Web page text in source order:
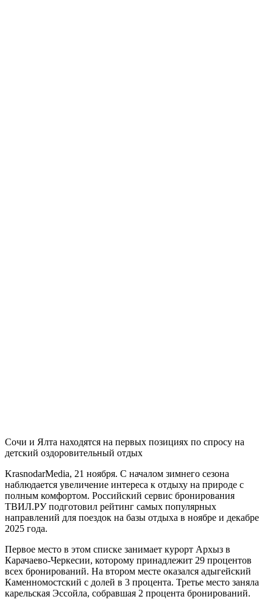
Сочи и Ялта находятся на первых позициях по спросу на
детский оздоровительный отдых
KrasnodarMedia, 21 ноября. С началом зимнего сезона
наблюдается увеличение интереса к отдыху на природе с
полным комфортом. Российский сервис бронирования
ТВИЛ.РУ подготовил рейтинг самых популярных
направлений для поездок на базы отдыха в ноябре и декабре
2025 года.
Первое место в этом списке занимает курорт Архыз в
Карачаево-Черкесии, которому принадлежит 29 процентов
всех бронирований. На втором месте оказался адыгейский
Каменномостский с долей в 3 процента. Третье место заняла
карельская Эссойла, собравшая 2 процента бронирований.